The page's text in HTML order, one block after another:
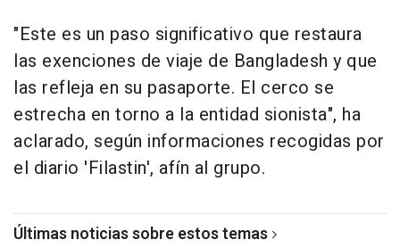
"Este es un paso significativo que restaura
las exenciones de viaje de Bangladesh y que
las refleja en su pasaporte. El cerco se
estrecha en torno a la entidad sionista", ha
aclarado, según informaciones recogidas por
el diario 'Filastin', afín al grupo.
Últimas noticias sobre estos temas